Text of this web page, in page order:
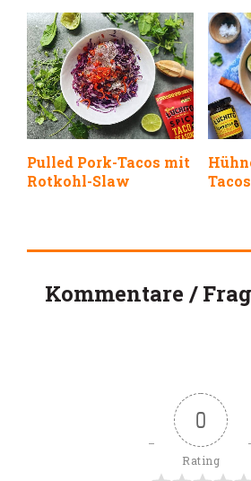
Pulled Pork-Tacos mit
Rotkohl-Slaw
Tacos
Kommentare /
0
Rating